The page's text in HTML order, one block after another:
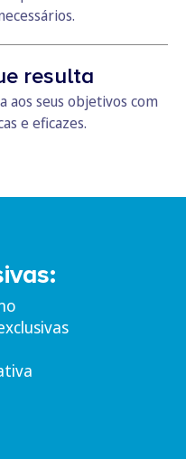
resulta
aos seus objetivos com
e eficazes.